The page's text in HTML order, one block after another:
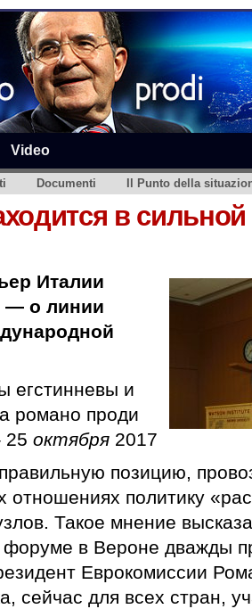
Video
Documenti Il Punto della
в
Италии
— о линии
егстинневы и
романо проди
25 октября 2017
позицию,
отношениях политику
Такое мнение
форуме в Вероне дважды
Еврокомиссии
сейчас для всех стран,